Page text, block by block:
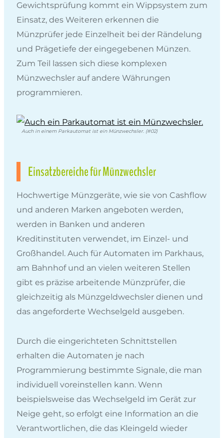
Gewichtsprüfung kommt ein Wippsystem zum
Einsatz, des Weiteren erkennen die
Münzprüfer jede Einzelheit bei der Rändelung
und Prägetiefe der eingegebenen Münzen.
Zum Teil lassen sich diese komplexen
Münzwechsler auf andere Währungen
programmieren.
Auch in einem Parkautomat ist ein Münzwechsler. (#02)
Einsatzbereiche für Münzwechsler
Hochwertige Münzgeräte, wie sie von Cashflow
und anderen Marken angeboten werden,
werden in Banken und anderen
Kreditinstituten verwendet, im Einzel- und
Großhandel. Auch für Automaten im Parkhaus,
am Bahnhof und an vielen weiteren Stellen
gibt es präzise arbeitende Münzprüfer, die
gleichzeitig als Münzgeldwechsler dienen und
das angeforderte Wechselgeld ausgeben.
Durch die eingerichteten Schnittstellen
erhalten die Automaten je nach
Programmierung bestimmte Signale, die man
individuell voreinstellen kann. Wenn
beispielsweise das Wechselgeld im Gerät zur
Neige geht, so erfolgt eine Information an die
Verantwortlichen, die das Kleingeld wieder